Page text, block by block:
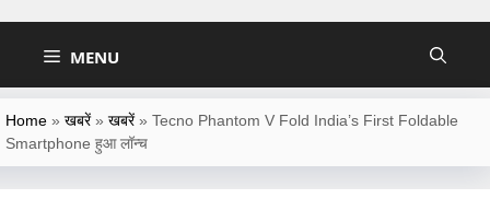
content MENU
Home » खबरें» खबरें» Tecno Phantom V Fold India’s First Foldable
Smartphone हुआ लॉन्च